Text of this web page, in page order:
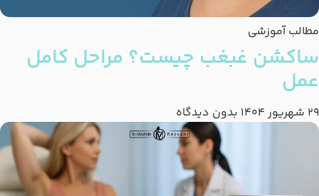
مطالب آموزشی
ساکشن غبغب چیست؟ مراحل کامل
عمل
29 شهریور 1404 بدون دیدگاه